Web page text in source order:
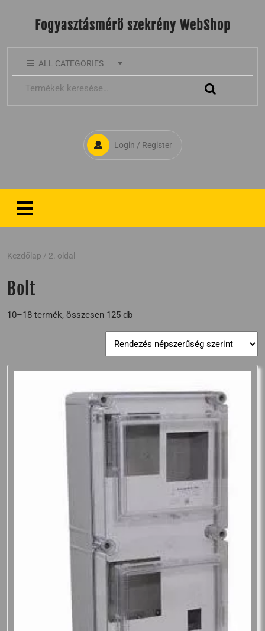
Fogyasztásmérö szekrény WebShop
ALL CATEGORIES
Login / Register
Kezdőlap / 2. oldal
Bolt
10–18 termék, összesen 125 db